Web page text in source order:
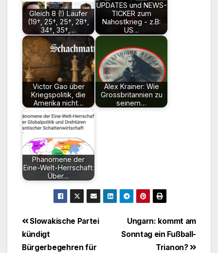
Gleich 8 (!) Läufer
(19†, 25†, 25†, 28†,
34†, 35†,…
UPDATES und NEWS-
TICKER zum
Nahostkrieg - z.B:
US…
Victor Gao über
Kriegspolitik, die
Amerika nicht…
Alex Krainer: Wie
Grossbritannien zu
seinem…
Phänomene der
Eine-Welt-Herrschaft:
Über…
BeitragsnavigationUngarn: kommt am
Sonntag ein Fußball-
Trianon?
Slowakische Partei
kündigt
Bürgerbegehren für